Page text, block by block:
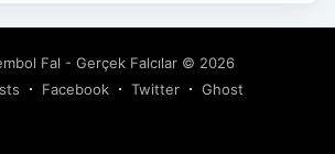
Fal - Gerçek Falcılar© 2026
Facebook Twitter Ghost